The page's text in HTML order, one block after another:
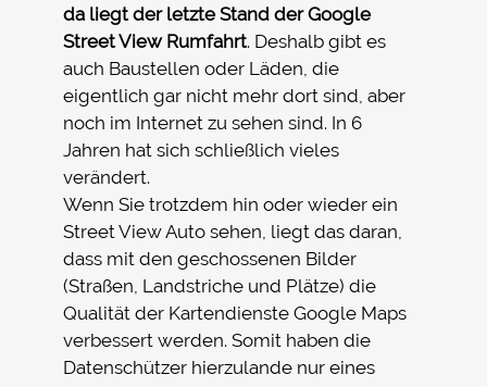
da liegt der letzte Stand der Google
Street View Rumfahrt. Deshalb gibt es
auch Baustellen oder Läden, die
eigentlich gar nicht mehr dort sind, aber
noch im Internet zu sehen sind. In 6
Jahren hat sich schließlich vieles
verändert.
Wenn Sie trotzdem hin oder wieder ein
Street View Auto sehen, liegt das daran,
dass mit den geschossenen Bilder
(Straßen, Landstriche und Plätze) die
Qualität der Kartendienste Google Maps
verbessert werden. Somit haben die
Datenschützer hierzulande nur eines